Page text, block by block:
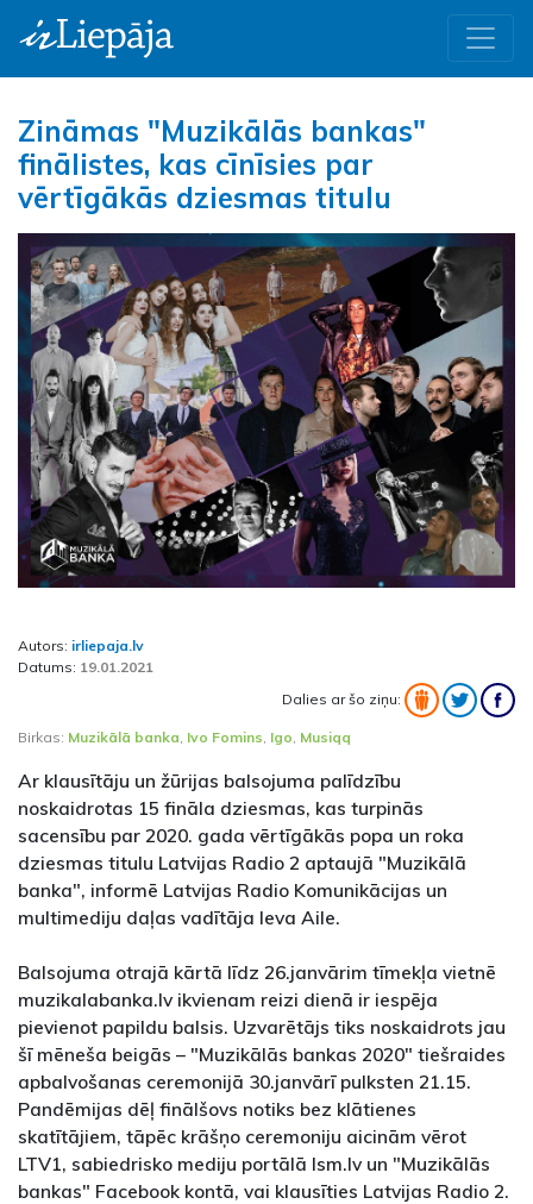
Zināmas "Muzikālās bankas"
finālistes, kas cīnīsies par
vērtīgākās dziesmas titulu
Autors: irliepaja.lv
Datums: 19.01.2021
Dalies ar šo ziņu:
Birkas: Muzikālā banka Ivo Fomins Igo Musiqq
Ar klausītāju un žūrijas balsojuma palīdzību
noskaidrotas 15 fināla dziesmas, kas turpinās
sacensību par 2020. gada vērtīgākās popa un roka
dziesmas titulu Latvijas Radio 2 aptaujā "Muzikālā
banka", informē Latvijas Radio Komunikācijas un
multimediju daļas vadītāja Ieva Aile.
Balsojuma otrajā kārtā līdz 26.janvārim tīmekļa vietnē
muzikalabanka.lv ikvienam reizi dienā ir iespēja
pievienot papildu balsis. Uzvarētājs tiks noskaidrots jau
šī mēneša beigās – "Muzikālās bankas 2020" tiešraides
apbalvošanas ceremonijā 30.janvārī pulksten 21.15.
Pandēmijas dēļ finālšovs notiks bez klātienes
skatītājiem, tāpēc krāšņo ceremoniju aicinām vērot
LTV1, sabiedrisko mediju portālā lsm.lv un "Muzikālās
bankas" Facebook kontā, vai klausīties Latvijas Radio 2.